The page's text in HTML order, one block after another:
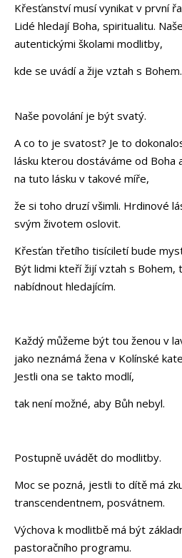
Křesťanství musí vynikat v první
Lidé hledají Boha, spiritualitu.
autentickými školami modlitby,
kde se uvádí a žije vztah s Bohem.
Naše povolání je být svatý.
A co to je svatost? Je to
lásku kterou dostáváme od Boha
na tuto lásku v takové míře,
že si toho druzí všimli. Hrdinové
svým životem oslovit.
Křesťan třetího tisíciletí bude
Být lidmi kteří žijí vztah s Bohem,
nabídnout hledajícím.
Každý můžeme být tou ženou v
jako neznámá žena v Kolínské
Jestli ona se takto modlí,
tak není možné, aby Bůh nebyl.
Postupně uvádět do modlitby.
Moc se pozná, jestli to dítě má
transcendentnem, posvátnem.
Výchova k modlitbě má být
pastoračního programu.